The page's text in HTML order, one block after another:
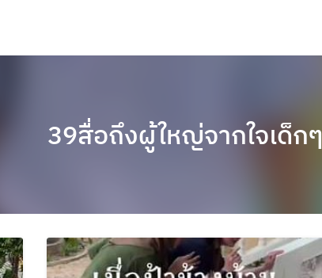
39สื่อถึงผู้ใหญ่จากใจเด็กๆ